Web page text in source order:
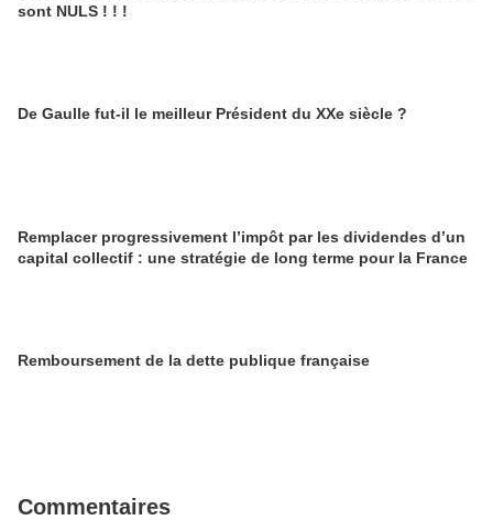
sont NULS ! ! !
De Gaulle fut-il le meilleur Président du XXe siècle ?
Remplacer progressivement l’impôt par les dividendes d’un
capital collectif : une stratégie de long terme pour la France
Remboursement de la dette publique française
Commentaires